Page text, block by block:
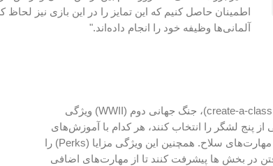
اطمینان حاصل کنیم که این تمایز را در این بازی نیز لحاظ
آلمانی‌ها وظیفه خود را انجام داده‌اند."
جنگ جهانی دوم
(WWII) ویژگی
پنج لشگر را انتخاب کنند، هر کدام با آموزش‌های
مختلف پایه برای مبارزات، آموزش لشگرکشی و مهارت‌های سلاح. همچنین این ویژگی مزایا (Perks) را
در بخش ها پیشرفت کنند تا از مهارت‌های اضافی